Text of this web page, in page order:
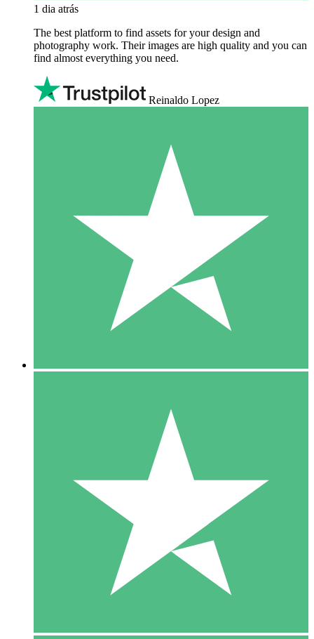
1 dia atrás
The best platform to find assets for your design and
photography work. Their images are high quality and you can
find almost everything you need.
Reinaldo Lopez